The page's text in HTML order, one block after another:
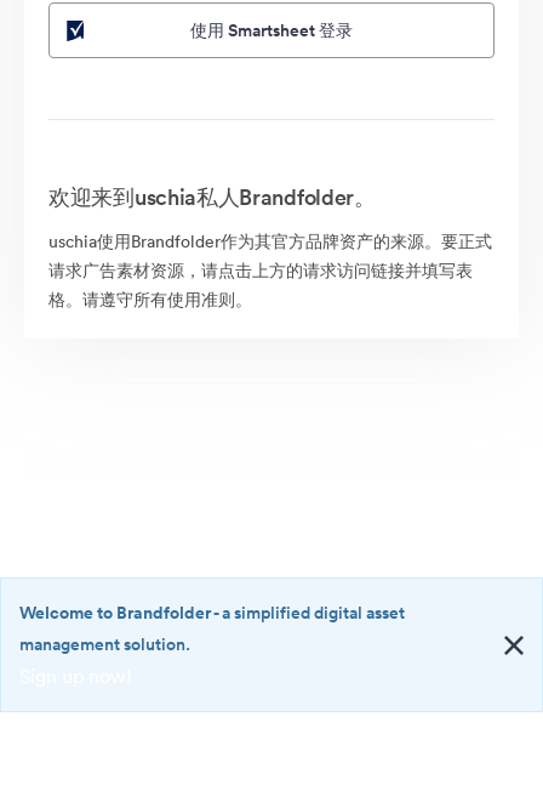
使用 Smartsheet 登录
欢迎来到uschia私人Brandfolder。
uschia使用Brandfolder作为其官方品牌资产的来源。要正式
请求广告素材资源，请点击上方的请求访问链接并填写表
格。请遵守所有使用准则。
·
Welcome to Brandfolder- a simplified digital asset
management solution.